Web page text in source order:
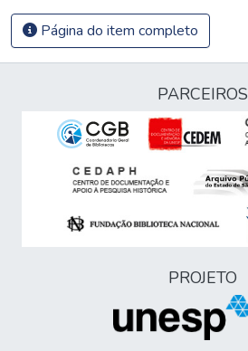
Página do item completo
PARCEIROS
PROJETO